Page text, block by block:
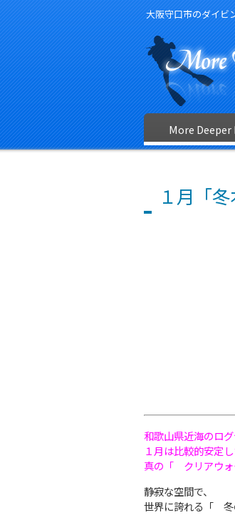
大阪守口市のダイビ
More Deeper
１月「
和歌山県近海のロ
１月は比較的安定
真の「 クリアウォ
静寂な空間で、
世界に誇れる「